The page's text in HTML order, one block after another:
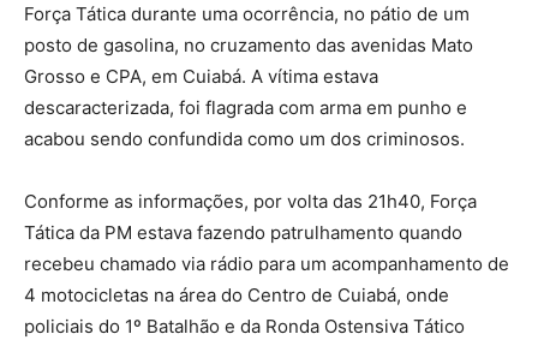
Força Tática durante uma ocorrência, no pátio de um
posto de gasolina, no cruzamento das avenidas Mato
Grosso e CPA, em Cuiabá. A vítima estava
descaracterizada, foi flagrada com arma em punho e
acabou sendo confundida como um dos criminosos.
Conforme as informações, por volta das 21h40, Força
Tática da PM estava fazendo patrulhamento quando
recebeu chamado via rádio para um acompanhamento de
4 motocicletas na área do Centro de Cuiabá, onde
policiais do 1º Batalhão e da Ronda Ostensiva Tático